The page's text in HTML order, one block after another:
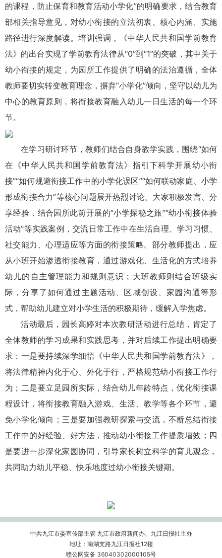
的课程，防止保育和教育活动小学化”的明确要求，结合教育
部相关指导意见，对幼小衔接的立法初衷、核心内涵、实施
路径进行深度解读。培训强调，《中华人民共和国学前教育
法》的出台实现了学前教育法律从“0”到“1”的突破，其中关于
幼小衔接的规定，为园所工作提供了明确的法治遵循，全体
教师要切实转变教育理念，摒弃“小学化”倾向，坚守以幼儿为
中心的教育原则，将衔接教育融入幼儿一日生活的每一个环
节。
在学习研讨环节，教师们结合自身教学实践，围绕“如何
在《中华人民共和国学前教育法》指引下科学开展幼小衔
接”“如何规避衔接工作中的小学化误区”“如何联动家庭、小学
形成衔接合力”等核心问题展开热烈讨论。大家积极发言、分
享经验，结合园所此前开展的“小学探秘之旅”“幼小衔接体验
活动”等实践案例，交流日常工作中在生活自理、学习习惯、
社交能力、心理适应等方面的衔接策略。部分教师提出，应
从小班开始渗透衔接教育，通过游戏化、生活化的方式培养
幼儿的自主管理能力和规则意识；大班教师则结合班级实
际，分享了如何通过主题活动、区域创设、家园沟通等形
式，帮助幼儿建立对小学生活的积极期待，缓解入学焦虑。
活动最后，园长高婷对本次教研活动进行总结，肯定了
全体教师的学习成果和实践思考，并对后续工作提出明确要
求：一是要持续深学细悟《中华人民共和国学前教育法》，
将法律精神内化于心、外化于行，严格规范幼小衔接工作行
为；二是要立足园所实际，结合幼儿年龄特点，优化衔接课
程设计，将衔接教育融入游戏、生活、教学等各个环节，避
免小学化倾向；三是要加强教研探索与交流，不断总结衔接
工作中的好经验、好方法，推动幼小衔接工作提质增效；四
是要进一步深化家园协同，引导家长树立科学的育儿观念，
共同助力幼儿平稳、快乐地度过幼小衔接关键期。
中共九江市委宣传部主管 九江市政府新闻办、九江日报社主办
地址：南湖支路九江日报社12楼
赣公网安备 36040302000105号